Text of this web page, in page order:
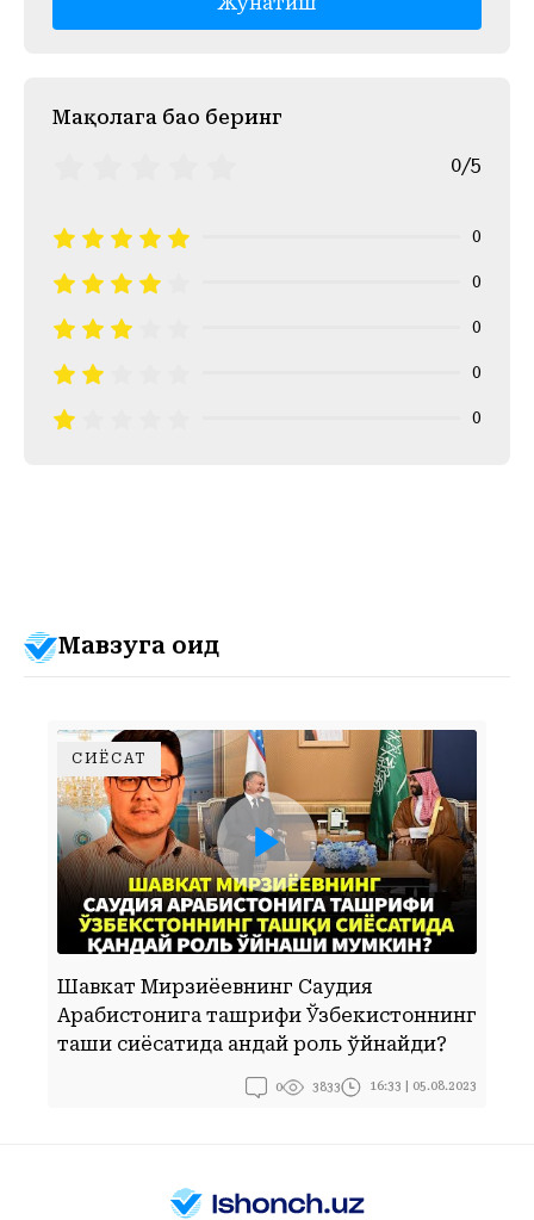
Mақолага баҳо беринг
0/5
0
0
0
0
0
Мавзуга оид
СИЁСАТ
Шавкат Мирзиёевнинг Саудия
Арабистонига ташрифи Ўзбекистоннинг
ташқи сиёсатида қандай роль ўйнайди?
0 3833 16:33 | 05.08.2023